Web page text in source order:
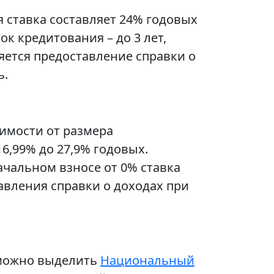
составляет 24% годовых
кредитования – до 3 лет,
предоставление справки о
от размера
до 27,9% годовых.
взносе от 0% ставка
справки о доходах при
выделить Национальный